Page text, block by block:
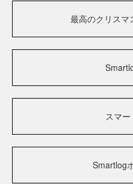
最高のクリスマ
スマ
Smartlog